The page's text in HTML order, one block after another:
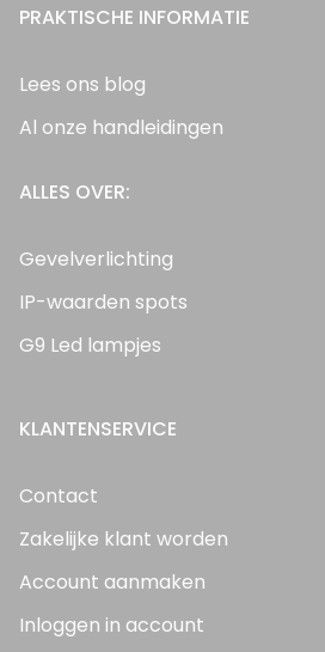
PRAKTISCHE INFORMATIE
Lees ons blog
Al onze handleidingen
ALLES OVER:
Gevelverlichting
IP-waarden spots
G9 Led lampjes
KLANTENSERVICE
Contact
Zakelijke klant worden
Account aanmaken
Inloggen in account